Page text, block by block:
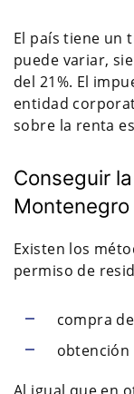
El país tiene un
puede variar,
del 21%. El
entidad
sobre la renta
Conseguir
Montenegro
Existen los
permiso de
compra
obtención
Al igual que en